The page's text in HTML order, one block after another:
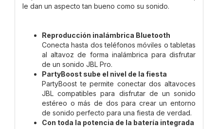
le dan un aspecto tan bueno como su sonido.
Reproducción inalámbrica Bluetooth
Conecta hasta dos teléfonos móviles o tabletas
al altavoz de forma inalámbrica para disfrutar
de un sonido JBL Pro.
PartyBoost sube el nivel de la fiesta
PartyBoost te permite conectar dos altavoces
JBL compatibles para disfrutar de un sonido
estéreo o más de dos para crear un entorno
de sonido perfecto para una fiesta de verdad.
Con toda la potencia de la batería integrada